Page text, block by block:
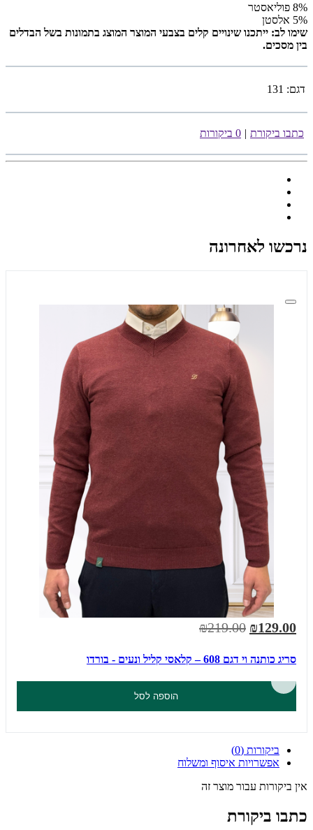
8% פוליאסטר
5% אלסטן
שימו לב: ייתכנו שינויים קלים בצבעי המוצר המוצג בתמונות בשל הבדלים
בין מסכים.
דגם: 131
כתבו ביקורת | 0 ביקורות
נרכשו לאחרונה
₪129.00
₪219.00
סריג כותנה וי דגם 608 – קלאסי קליל ונעים - בורדו
הוספה לסל
ביקורות (0)
אפשרויות איסוף ומשלוח
אין ביקורות עבור מוצר זה
כתבו ביקורת